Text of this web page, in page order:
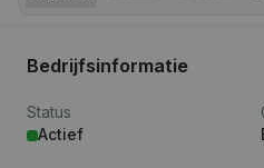
Bedrijfsinformatie
Status
Actief